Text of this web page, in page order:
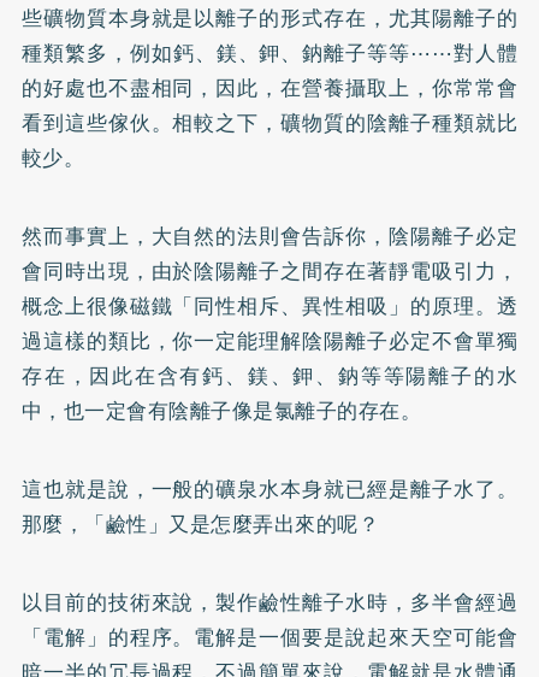
些礦物質本身就是以離子的形式存在，尤其陽離子的
種類繁多，例如鈣、鎂、鉀、鈉離子等等⋯⋯對人體
的好處也不盡相同，因此，在營養攝取上，你常常會
看到這些傢伙。相較之下，礦物質的陰離子種類就比
較少。
然而事實上，大自然的法則會告訴你，陰陽離子必定
會同時出現，由於陰陽離子之間存在著靜電吸引力，
概念上很像磁鐵「同性相斥、異性相吸」的原理。透
過這樣的類比，你一定能理解陰陽離子必定不會單獨
存在，因此在含有鈣、鎂、鉀、鈉等等陽離子的水
中，也一定會有陰離子像是氯離子的存在。
這也就是說，一般的礦泉水本身就已經是離子水了。
那麼，「鹼性」又是怎麼弄出來的呢？
以目前的技術來說，製作鹼性離子水時，多半會經過
「電解」的程序。電解是一個要是說起來天空可能會